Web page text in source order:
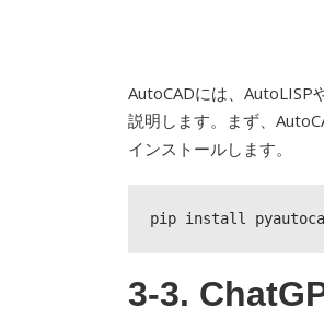
AutoCADには、AutoLISP
説明します。まず、
インストールします。
pip install
3-3.